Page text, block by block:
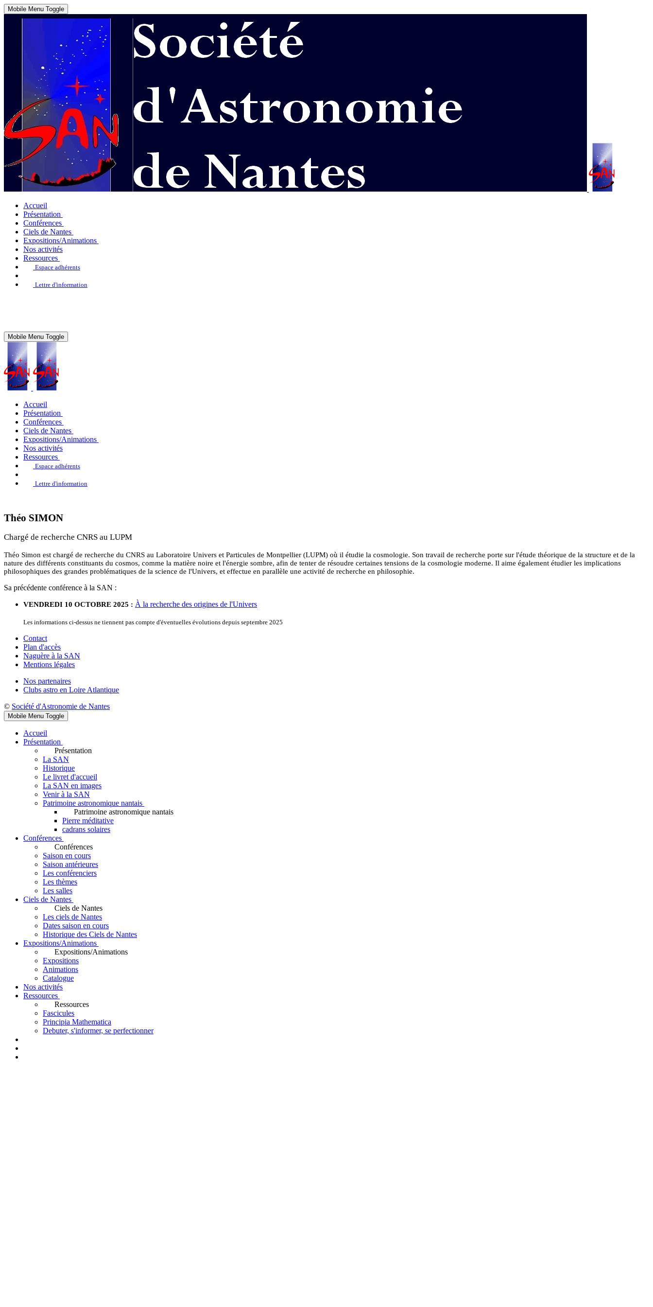
Mobile Menu Toggle
Accueil
Présentation
Conférences
Ciels de Nantes
Expositions/Animations
Nos activités
Ressources
Espace adhérents
Lettre d'information
Mobile Menu Toggle
Accueil
Présentation
Conférences
Ciels de Nantes
Expositions/Animations
Nos activités
Ressources
Espace adhérents
Lettre d'information
Théo SIMON
Chargé de recherche CNRS au LUPM
Théo Simon est chargé de recherche du CNRS au Laboratoire Univers et Particules de Montpellier (LUPM) où il étudie la cosmologie. Son travail de recherche porte sur l'étude théorique de la structure et de la
nature des différents constituants du cosmos, comme la matière noire et l'énergie sombre, afin de tenter de résoudre certaines tensions de la cosmologie moderne. Il aime également étudier les implications
philosophiques des grandes problématiques de la science de l'Univers, et effectue en parallèle une activité de recherche en philosophie.
Sa précédente conférence à la SAN :
VENDREDI 10 OCTOBRE 2025 : À la recherche des origines de l'Univers
Les informations ci-dessus ne tiennent pas compte d'éventuelles évolutions depuis septembre 2025
Contact
Plan d'accès
Naguère à la SAN
Mentions légales
Nos partenaires
Clubs astro en Loire Atlantique
© Société d'Astronomie de Nantes
Mobile Menu Toggle
Accueil
Présentation
Présentation
La SAN
Historique
Le livret d'accueil
La SAN en images
Venir à la SAN
Patrimoine astronomique nantais
Patrimoine astronomique nantais
Pierre méditative
cadrans solaires
Conférences
Conférences
Saison en cours
Saison antérieures
Les conférenciers
Les thèmes
Les salles
Ciels de Nantes
Ciels de Nantes
Les ciels de Nantes
Dates saison en cours
Historique des Ciels de Nantes
Expositions/Animations
Expositions/Animations
Expositions
Animations
Catalogue
Nos activités
Ressources
Ressources
Fascicules
Principia Mathematica
Debuter, s'informer, se perfectionner